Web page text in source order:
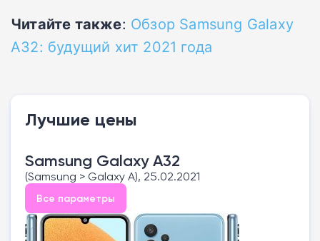
Читайте также: Обзор Samsung Galaxy
A32: будущий хит 2021 года
Лучшие цены
Samsung Galaxy A32
(Samsung > Galaxy A), 25.02.2021
Все параметры